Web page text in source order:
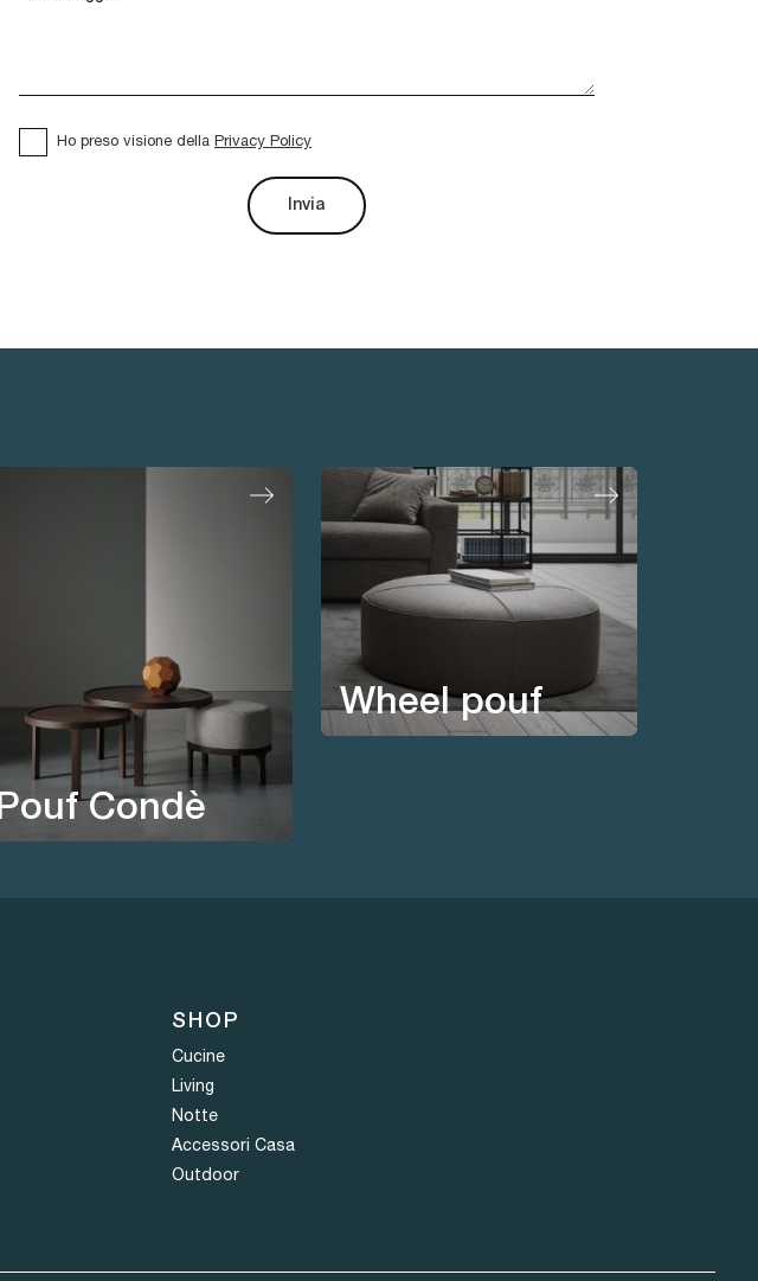
Ho preso visione della Privacy Policy
Invia
Pouf Condè
Wheel pouf
SHOP
Cucine
Living
Notte
Accessori Casa
Outdoor